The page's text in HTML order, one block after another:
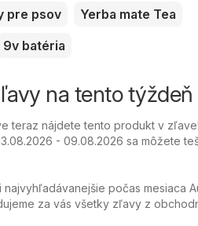
pre psov
Yerba mate Tea
9v batéria
na tento týždeň
teraz nájdete tento produkt v
- 09.08.2026 sa môžete
počas mesiaca
za vás všetky zľavy z